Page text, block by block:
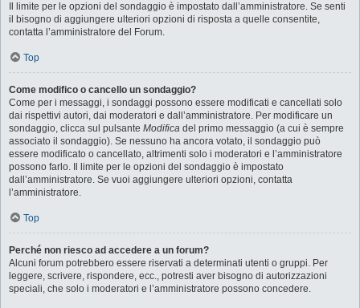
Il limite per le opzioni del sondaggio è impostato dall’amministratore. Se senti
il bisogno di aggiungere ulteriori opzioni di risposta a quelle consentite,
contatta l’amministratore del Forum.
Top
Come modifico o cancello un sondaggio?
Come per i messaggi, i sondaggi possono essere modificati e cancellati solo
dai rispettivi autori, dai moderatori e dall’amministratore. Per modificare un
sondaggio, clicca sul pulsante Modifica del primo messaggio (a cui è sempre
associato il sondaggio). Se nessuno ha ancora votato, il sondaggio può
essere modificato o cancellato, altrimenti solo i moderatori e l’amministratore
possono farlo. Il limite per le opzioni del sondaggio è impostato
dall’amministratore. Se vuoi aggiungere ulteriori opzioni, contatta
l’amministratore.
Top
Perché non riesco ad accedere a un forum?
Alcuni forum potrebbero essere riservati a determinati utenti o gruppi. Per
leggere, scrivere, rispondere, ecc., potresti aver bisogno di autorizzazioni
speciali, che solo i moderatori e l’amministratore possono concedere.